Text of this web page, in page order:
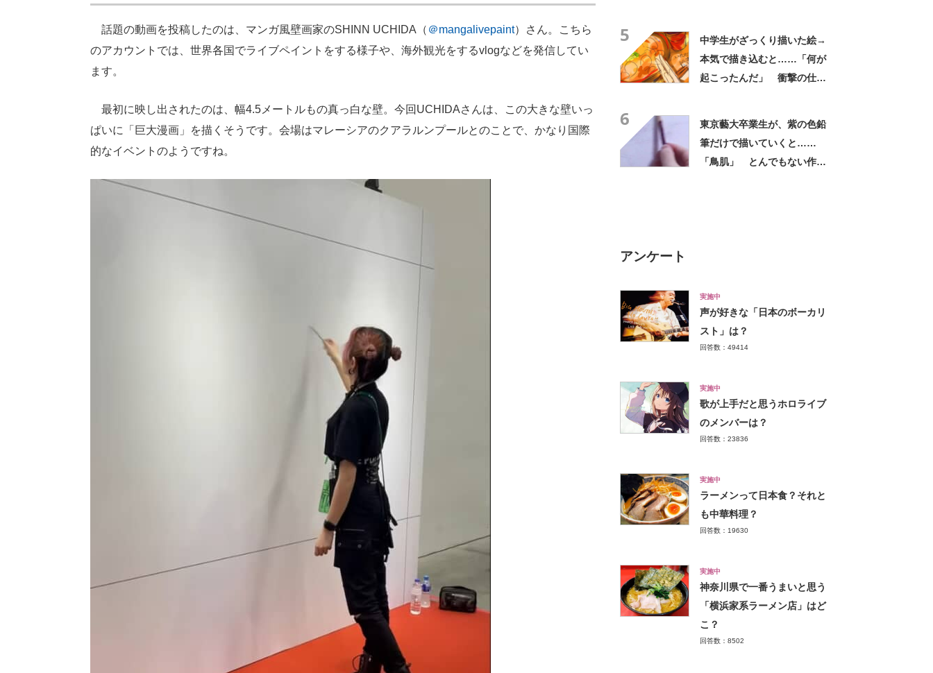
話題の動画を投稿したのは、マンガ風壁画家のSHINN UCHIDA（ ＠mangalivepaint）さん。こちら
のアカウントでは、世界各国でライブペイントをする様子や、海外観光をするvlogなどを発信してい
ます。
最初に映し出されたのは、幅4.5メートルもの真っ白な壁。今回UCHIDAさんは、この大きな壁いっ
ぱいに「巨大漫画」を描くそうです。会場はマレーシアのクアラルンプールとのことで、かなり国際
的なイベントのようですね。
5
中学生がざっくり描いた絵→
本気で描き込むと……「何が
起こったんだ」 衝撃の仕上
6
東京藝大卒業生が、紫の色鉛
筆だけで描いていくと……
「鳥肌」 とんでもない作品
アンケート
実施中
声が好きな「日本のボーカリ
スト」は？
回答数：49414
実施中
歌が上手だと思うホロライブ
のメンバーは？
回答数：23836
実施中
ラーメンって日本食？それと
も中華料理？
回答数：19630
実施中
神奈川県で一番うまいと思う
「横浜家系ラーメン店」はど
こ？
回答数：8502